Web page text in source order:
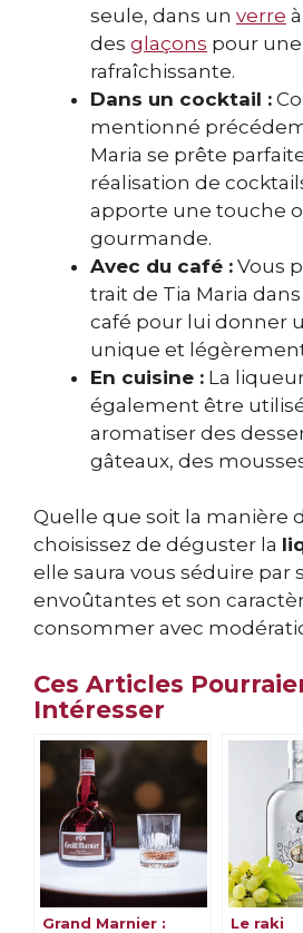
seule, dans un verre
des glaçons pour
rafraîchissante.
Dans un cocktail :
mentionné
Maria se prête
réalisation de
apporte une touche
gourmande.
Avec du café : Vous
trait de Tia Maria
café pour lui donner
unique et
En cuisine : La
également être
aromatiser des
gâteaux, des
Quelle que soit la manière
choisissez de déguster la
elle saura vous séduire par
envoûtantes et son
consommer avec
Ces Articles
Intéresser
Grand Marnier :
Le raki